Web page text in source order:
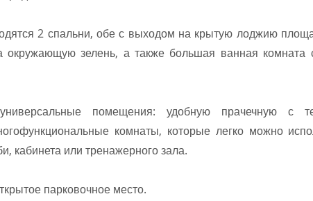
2 спальни, обе с выходом на крытую лоджию
зелень, а также большая ванная комната
помещения: удобную прачечную с
комнаты, которые легко можно
кабинета или тренажерного зала.
парковочное место.